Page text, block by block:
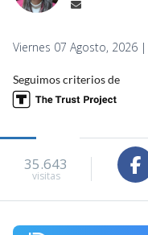
Viernes 07 Agosto, 2026
Seguimos criterios de
35.643
visitas